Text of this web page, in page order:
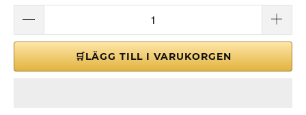
🛒LÄGG TILL I VARUKORGEN